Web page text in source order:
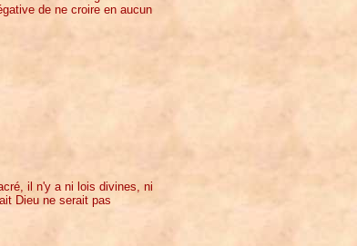
de ne croire en aucun
il n'y a ni lois divines, ni
Dieu ne serait pas